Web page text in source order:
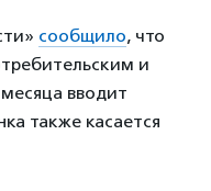
сообщило, что
и
вводит
также касается